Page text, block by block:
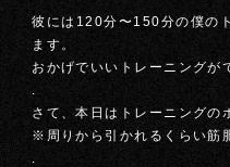
彼には120分〜150分の僕の
ます。
おかげでいいトレーニングが
.
さて、本日はトレーニングの
※周りから引かれるくらい筋
.